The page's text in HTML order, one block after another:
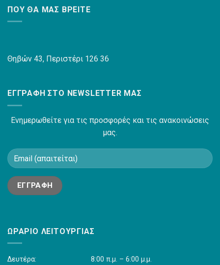
ΠΟΥ ΘΑ ΜΑΣ ΒΡΕΊΤΕ
Θηβών 43, Περιστέρι 126 36
ΕΓΓΡΑΦΉ ΣΤΟ NEWSLETTER ΜΑΣ
Ενημερωθείτε για τις προσφορές και τις ανακοινώσεις
μας.
ΩΡΆΡΙΟ ΛΕΙΤΟΥΡΓΊΑΣ
Δευτέρα:
8:00 π.μ. – 6:00 μ.μ.